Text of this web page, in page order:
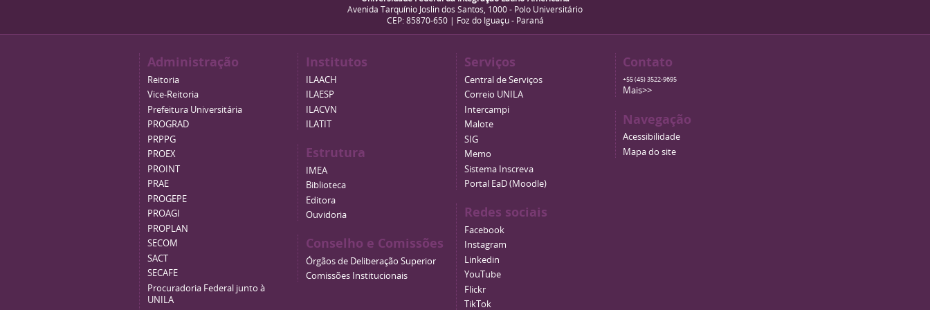
Avenida Tarquínio Joslin dos Santos, 1000 - Polo Universitário
CEP: 85870-650 | Foz do Iguaçu - Paraná
Administração
Reitoria
Vice-Reitoria
Prefeitura Universitária
PROGRAD
PRPPG
PROEX
PROINT
PRAE
PROGEPE
PROAGI
PROPLAN
SECOM
SACT
SECAFE
Procuradoria Federal junto à
UNILA
Institutos
ILAACH
ILAESP
ILACVN
ILATIT
Estrutura
IMEA
Biblioteca
Editora
Ouvidoria
Conselho e Comissões
Órgãos de Deliberação Superior
Comissões Institucionais
Serviços
Central de Serviços
Correio UNILA
Intercampi
Malote
SIG
Memo
Sistema Inscreva
Portal EaD (Moodle)
Redes sociais
Facebook
Instagram
Linkedin
YouTube
Flickr
TikTok
Contato
+55 (45) 3522-9695
Mais>>
Navegação
Acessibilidade
Mapa do site